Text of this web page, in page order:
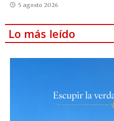
5 agosto 2026
Lo más leído